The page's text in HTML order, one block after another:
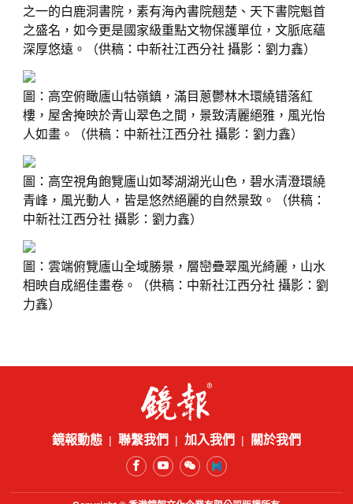
之一的白鹿洞書院，素有海內書院翹楚、天下書院魁首
之盛名，如今更是國家級重點文物保護單位，文脈底蘊
深厚悠遠。（供稿：中新社江西分社 攝影：劉力鑫）
圖：高空俯瞰廬山牯嶺鎮，滿目蔥鬱林木環繞错落紅
樓，屋舍掩映於青山翠色之間，景致清麗絕雅，風光怡
人如畫。（供稿：中新社江西分社 攝影：劉力鑫）
圖：高空視角飽覽廬山如琴湖湖光山色，碧水清澄環繞
青峰，風光動人，皆是悠然絕麗的自然景致。（供稿：
中新社江西分社 攝影：劉力鑫）
圖：雲端俯覽廬山全域勝景，層巒疊翠風光綺麗，山水
相映自成絕佳畫卷。（供稿：中新社江西分社 攝影：劉
力鑫）
鏡報動態 聯繫我們 加入我們 關於我們